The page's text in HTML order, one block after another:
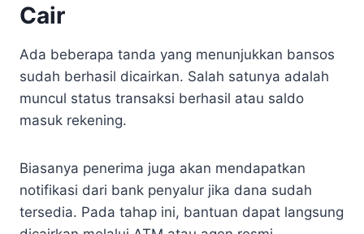
Cair
Ada beberapa tanda yang menunjukkan bansos
sudah berhasil dicairkan. Salah satunya adalah
muncul status transaksi berhasil atau saldo
masuk rekening.
Biasanya penerima juga akan mendapatkan
notifikasi dari bank penyalur jika dana sudah
tersedia. Pada tahap ini, bantuan dapat langsung